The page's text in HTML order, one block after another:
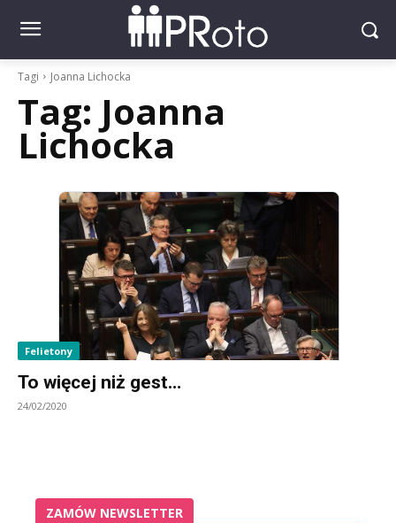
Tagi Joanna Lichocka
Tag: Joanna
Lichocka
Felietony
To więcej niż gest…
24/02/2020
ZAMÓW NEWSLETTER